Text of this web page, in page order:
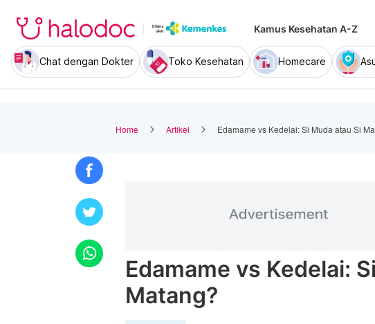
Kamus Kesehatan A-Z
Chat dengan Dokter Toko Kesehatan Homecare
Home Artikel Edamame vs Kedelai: Si Muda atau Si
Edamame vs Kedelai:
Matang?